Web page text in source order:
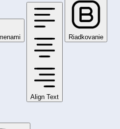
Align Text
Riadkovanie